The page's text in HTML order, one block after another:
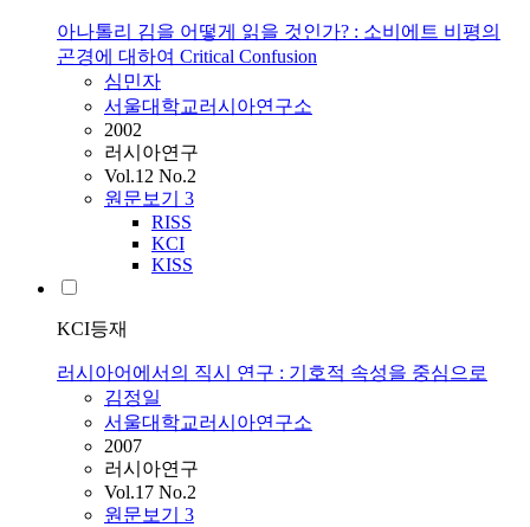
아나톨리 김을 어떻게 읽을 것인가? : 소비에트 비평의
곤경에 대하여 Critical Confusion
심민자
서울대학교러시아연구소
2002
러시아연구
Vol.12 No.2
원문보기 3
RISS
KCI
KISS
KCI등재
러시아어에서의 직시 연구 : 기호적 속성을 중심으로
김정일
서울대학교러시아연구소
2007
러시아연구
Vol.17 No.2
원문보기 3